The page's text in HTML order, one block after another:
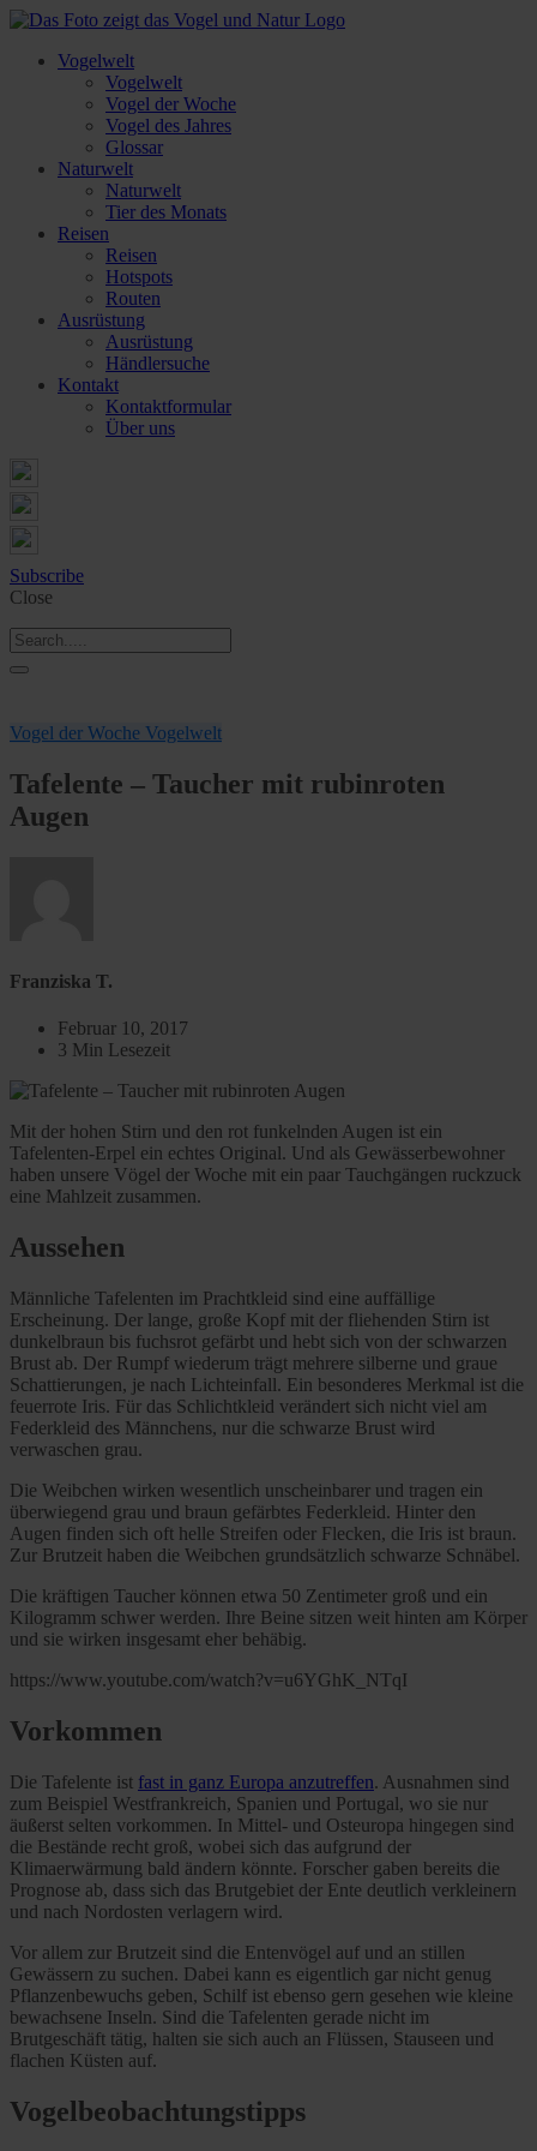
Vogelwelt
Vogelwelt
Vogel der Woche
Vogel des Jahres
Glossar
Naturwelt
Naturwelt
Tier des Monats
Reisen
Reisen
Hotspots
Routen
Ausrüstung
Ausrüstung
Händlersuche
Kontakt
Kontaktformular
Über uns
Subscribe
Close
Vogel der Woche Vogelwelt
Tafelente – Taucher mit rubinroten
Augen
Franziska T.
Februar 10, 2017
3 Min Lesezeit
Mit der hohen Stirn und den rot funkelnden Augen ist ein
Tafelenten-Erpel ein echtes Original. Und als Gewässerbewohner
haben unsere Vögel der Woche mit ein paar Tauchgängen ruckzuck
eine Mahlzeit zusammen.
Aussehen
Männliche Tafelenten im Prachtkleid sind eine auffällige
Erscheinung. Der lange, große Kopf mit der fliehenden Stirn ist
dunkelbraun bis fuchsrot gefärbt und hebt sich von der schwarzen
Brust ab. Der Rumpf wiederum trägt mehrere silberne und graue
Schattierungen, je nach Lichteinfall. Ein besonderes Merkmal ist die
feuerrote Iris. Für das Schlichtkleid verändert sich nicht viel am
Federkleid des Männchens, nur die schwarze Brust wird
verwaschen grau.
Die Weibchen wirken wesentlich unscheinbarer und tragen ein
überwiegend grau und braun gefärbtes Federkleid. Hinter den
Augen finden sich oft helle Streifen oder Flecken, die Iris ist braun.
Zur Brutzeit haben die Weibchen grundsätzlich schwarze Schnäbel.
Die kräftigen Taucher können etwa 50 Zentimeter groß und ein
Kilogramm schwer werden. Ihre Beine sitzen weit hinten am Körper
und sie wirken insgesamt eher behäbig.
https://www.youtube.com/watch?v=u6YGhK_NTqI
Vorkommen
Die Tafelente ist fast in ganz Europa anzutreffen. Ausnahmen sind
zum Beispiel Westfrankreich, Spanien und Portugal, wo sie nur
äußerst selten vorkommen. In Mittel- und Osteuropa hingegen sind
die Bestände recht groß, wobei sich das aufgrund der
Klimaerwärmung bald ändern könnte. Forscher gaben bereits die
Prognose ab, dass sich das Brutgebiet der Ente deutlich verkleinern
und nach Nordosten verlagern wird.
Vor allem zur Brutzeit sind die Entenvögel auf und an stillen
Gewässern zu suchen. Dabei kann es eigentlich gar nicht genug
Pflanzenbewuchs geben, Schilf ist ebenso gern gesehen wie kleine
bewachsene Inseln. Sind die Tafelenten gerade nicht im
Brutgeschäft tätig, halten sie sich auch an Flüssen, Stauseen und
flachen Küsten auf.
Vogelbeobachtungstipps